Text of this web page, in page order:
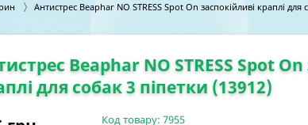
Антистрес Beaphar NO STRESS Spot On заспокійливі краплі для
Beaphar NO STRESS Spot
для собак 3 піпетки (13912)
Код товару: 7955